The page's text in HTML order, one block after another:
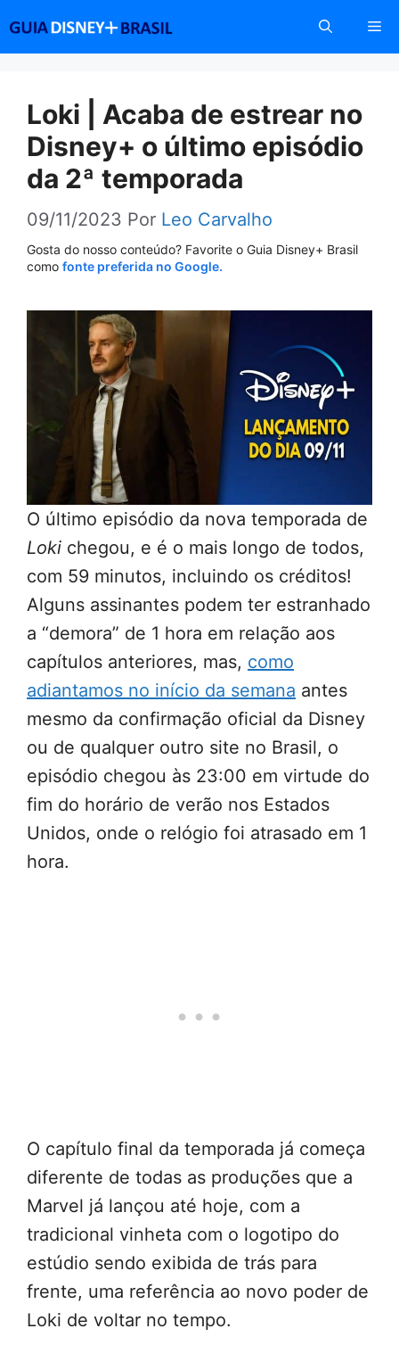
conteúdo
Loki | Acaba de estrear no
Disney+ o último episódio
da 2ª temporada
09/11/2023 Por Leo Carvalho
Gosta do nosso conteúdo? Favorite o Guia Disney+ Brasil
como fonte preferida no Google.
O último episódio da nova temporada de
Loki chegou, e é o mais longo de todos,
com 59 minutos, incluindo os créditos!
Alguns assinantes podem ter estranhado
a “demora” de 1 hora em relação aos
capítulos anteriores, mas, como
adiantamos no início da semana antes
mesmo da confirmação oficial da Disney
ou de qualquer outro site no Brasil, o
episódio chegou às 23:00 em virtude do
fim do horário de verão nos Estados
Unidos, onde o relógio foi atrasado em 1
hora.
O capítulo final da temporada já começa
diferente de todas as produções que a
Marvel já lançou até hoje, com a
tradicional vinheta com o logotipo do
estúdio sendo exibida de trás para
frente, uma referência ao novo poder de
Loki de voltar no tempo.